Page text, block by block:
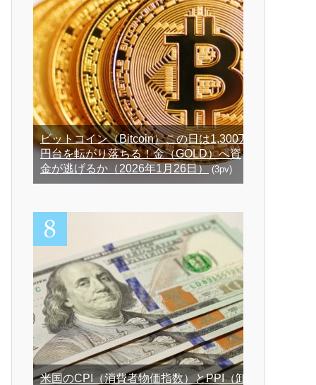
ビットコイン（Bitcoin）この日は1,300万
円台を転がり落ちる！金（GOLD）へ資
金が逃げるか（2026年1月26日）(3pv)
米国のCPI（消費者物価指数）とPPI（卸